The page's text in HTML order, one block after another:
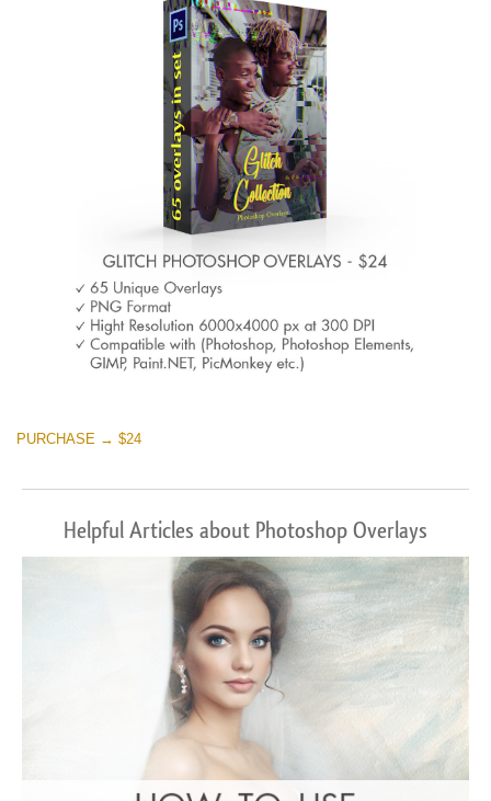
PURCHASE → $24
Helpful Articles about Photoshop Overlays